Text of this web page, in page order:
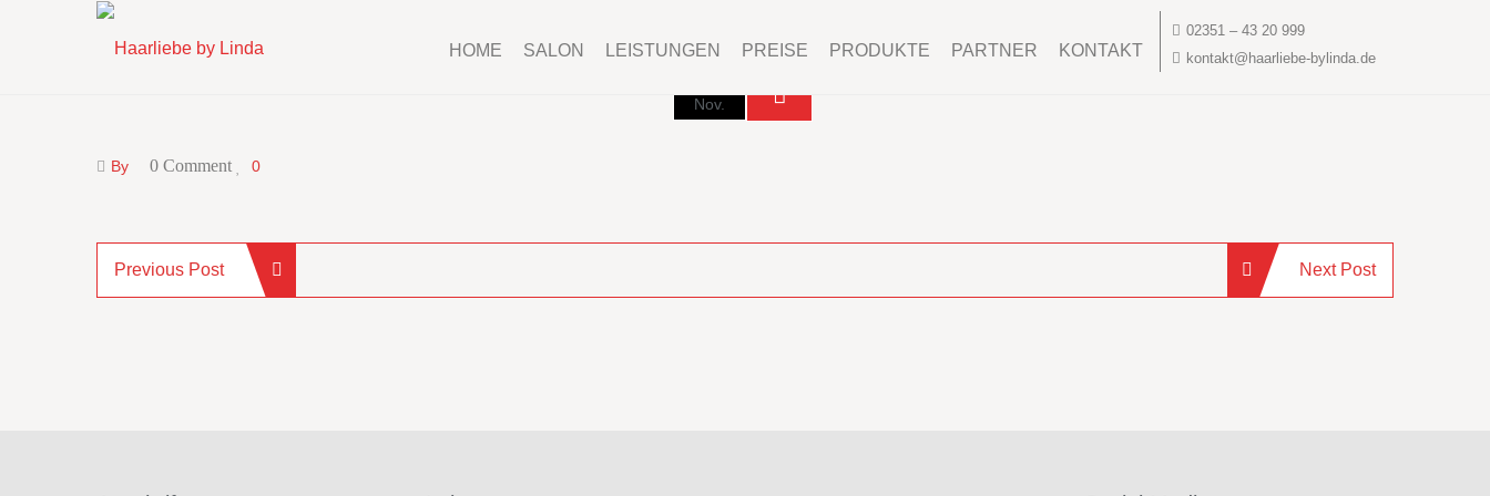
HOME SALON LEISTUNGEN PREISE PRODUKTE PARTNER KONTAKT
02351 – 43 20 999
kontakt@haarliebe-bylinda.de
Nov.
By 0 Comment 0
Previous Post Next Post